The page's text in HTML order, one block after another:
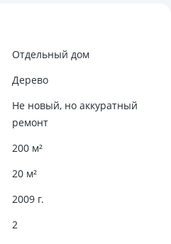
Отдельный дом
Дерево
Не новый, но аккуратный
ремонт
200 м²
20 м²
2009 г.
2